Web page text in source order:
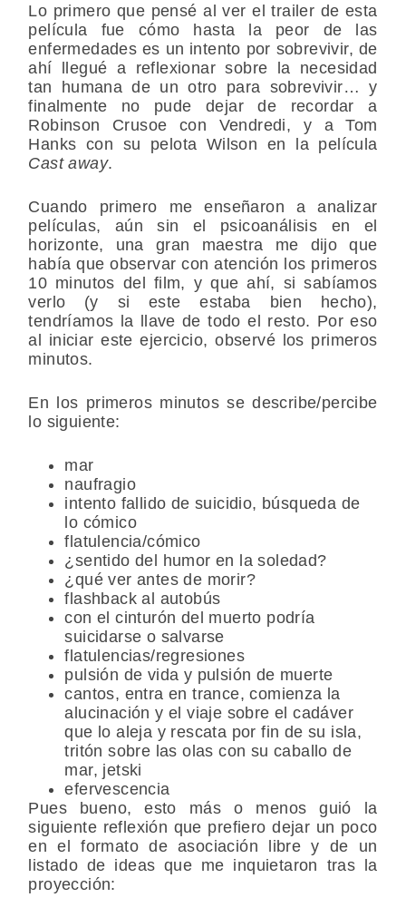
Lo primero que pensé al ver el trailer de esta
película fue cómo hasta la peor de las
enfermedades es un intento por sobrevivir, de
ahí llegué a reflexionar sobre la necesidad
tan humana de un otro para sobrevivir… y
finalmente no pude dejar de recordar a
Robinson Crusoe con Vendredi, y a Tom
Hanks con su pelota Wilson en la película
Cast away.
Cuando primero me enseñaron a analizar
películas, aún sin el psicoanálisis en el
horizonte, una gran maestra me dijo que
había que observar con atención los primeros
10 minutos del film, y que ahí, si sabíamos
verlo (y si este estaba bien hecho),
tendríamos la llave de todo el resto. Por eso
al iniciar este ejercicio, observé los primeros
minutos.
En los primeros minutos se describe/percibe
lo siguiente:
mar
naufragio
intento fallido de suicidio, búsqueda de
lo cómico
flatulencia/cómico
¿sentido del humor en la soledad?
¿qué ver antes de morir?
flashback al autobús
con el cinturón del muerto podría
suicidarse o salvarse
flatulencias/regresiones
pulsión de vida y pulsión de muerte
cantos, entra en trance, comienza la
alucinación y el viaje sobre el cadáver
que lo aleja y rescata por fin de su isla,
tritón sobre las olas con su caballo de
mar, jetski
efervescencia
Pues bueno, esto más o menos guió la
siguiente reflexión que prefiero dejar un poco
en el formato de asociación libre y de un
listado de ideas que me inquietaron tras la
proyección: